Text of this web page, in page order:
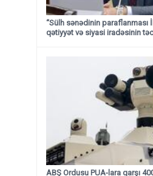
“Sülh sənədinin paraflanması
qətiyyət və siyasi iradəsinin
ABŞ Ordusu PUA-lara qarşı